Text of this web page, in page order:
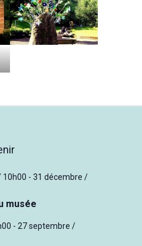
10h00 - 31 décembre /
musée
- 27 septembre /